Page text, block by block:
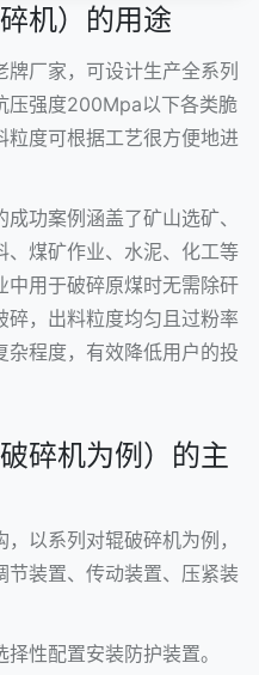
机）的用途
牌厂家，可设计生产全系列
压强度200Mpa以下各类脆
度可根据工艺很方便地进
成功案例涵盖了矿山选矿、
、煤矿作业、水泥、化工等
中用于破碎原煤时无需除矸
碎，出料粒度均匀且过粉率
程度，有效降低用户的投
碎机为例）的主
以系列对辊破碎机为例，
节装置、传动装置、压紧装
性配置安装防护装置。